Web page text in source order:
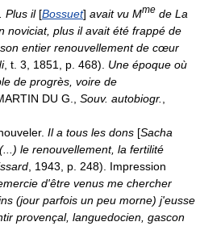
Plus il [Bossuet] avait vu Mme de La
noviciat, plus il avait été frappé de
entier renouvellement de cœur
, t. 3, 1851, p. 468). Une époque où
de progrès, voire de
DU G., Souv. autobiogr.
Il a tous les dons [Sacha
le renouvellement, la fertilité
, 1943, p. 248). Impression
d'être venus me chercher
(jour parfois un peu morne) j'eusse
provençal, languedocien, gascon